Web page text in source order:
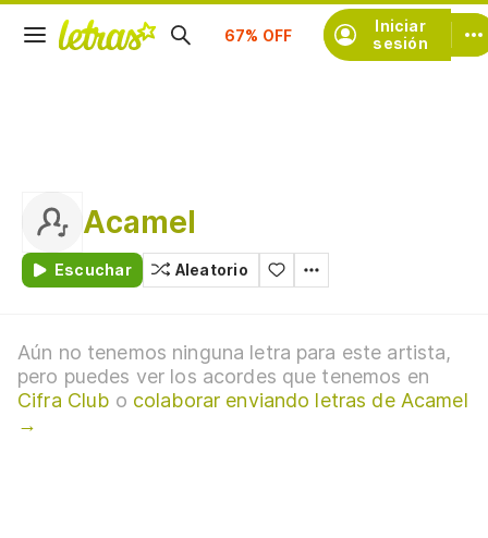
Iniciar
sesión
Suscríbete
Acamel
Escuchar Aleatorio
Aún no tenemos ninguna letra para este artista,
pero puedes ver los acordes que tenemos en
Cifra Club o colaborar enviando letras de Acamel
→